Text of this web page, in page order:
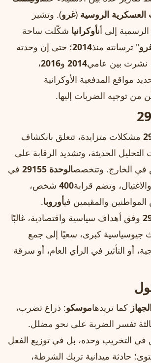
العسكرية الروسية (غرو). وتشير
الرسمية إلى أنأوكرانيا شكّلت ساحة
" ترسانته منذ2014؛ حتى إن وحدته
نشرت بين عامي2014 و2016،
مواقع المدفعية الأوكرانية
من توجيه الضربات إليها.
مشكلات متزايدة، تتعلق بانكشاف
التحليل الحديثة، وتشديد الرقابة على
في الخارج. وتتخصصالوحدة 29155
في
وتضم قرابة400 شخص،
والمقيمين فيأوروبا.
وفق أهداف سياسية واقتصادية، غالبًا
جيوسياسية كبرى، سعيًا إلى جمع
أو التأثير في الرأي العام، أو سرقة
الجهاز كما تريدهاموسكو: ذراع تضرب،
تفسر الضربة على نحو مضلل.
في التخريب وحده، بل في توزيع الفعل
حادثة ميدانية تربك الشرطة،